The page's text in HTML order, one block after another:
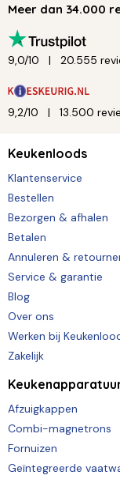
Meer dan 34.000
9,0/10 20.555
9,2/10 13.500
Keukenloods
Klantenservice
Bestellen
Bezorgen & afhalen
Betalen
Annuleren &
Service & garantie
Blog
Over ons
Werken bij
Zakelijk
Afzuigkappen
Combi-magnetrons
Fornuizen
Geïntegreerde